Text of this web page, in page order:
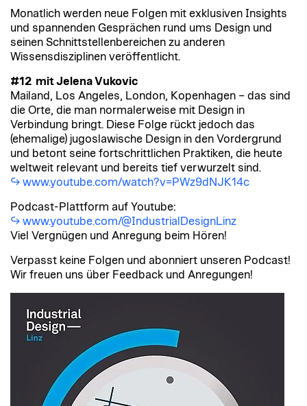
Monatlich werden neue Folgen mit exklusiven Insights
und spannenden Gesprächen rund ums Design und
seinen Schnittstellenbereichen zu anderen
Wissensdisziplinen veröffentlicht.
#12 mit Jelena Vukovic
Mailand, Los Angeles, London, Kopenhagen – das sind
die Orte, die man normalerweise mit Design in
Verbindung bringt. Diese Folge rückt jedoch das
(ehemalige) jugoslawische Design in den Vordergrund
und betont seine fortschrittlichen Praktiken, die heute
weltweit relevant und bereits tief verwurzelt sind.
www.youtube.com/watch?v=PWz9dNJK14c
Podcast-Plattform auf Youtube:
www.youtube.com/@IndustrialDesignLinz
Viel Vergnügen und Anregung beim Hören!
Verpasst keine Folgen und abonniert unseren Podcast!
Wir freuen uns über Feedback und Anregungen!